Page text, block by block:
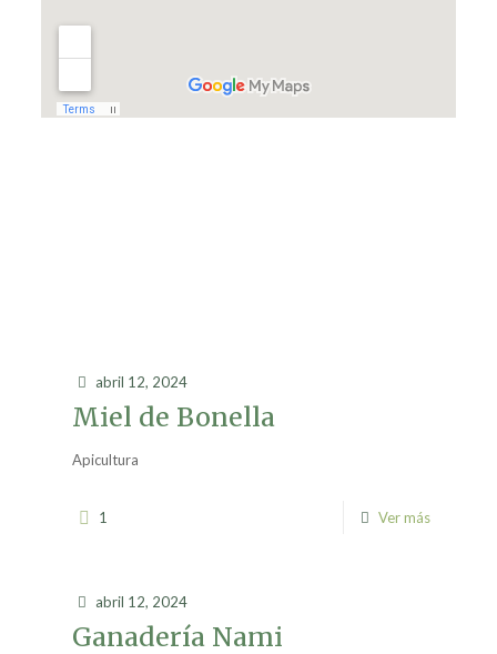
abril 12, 2024
Miel de Bonella
Apicultura
1 Ver más
abril 12, 2024
Ganadería Nami